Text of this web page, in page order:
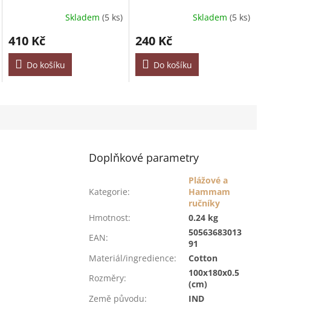
Skladem(5 ks)
410 Kč
Do košíku
Skladem (5 ks)
240 Kč
Do košíku
Doplňkové parametry
Kategorie:
Plážové a
Hammam
ručníky
Hmotnost:
0.24 kg
EAN:
50563683013
91
Materiál/ingredience:
Cotton
Rozměry:
100x180x0.5
(cm)
Země původu: IND